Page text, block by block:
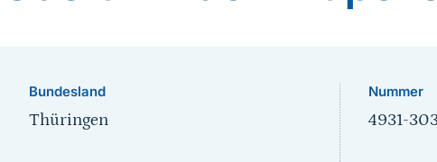
Bundesland
Thüringen
Nummer
4931-